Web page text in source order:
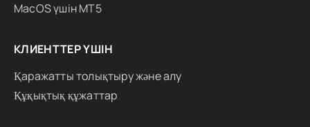
MacOS үшін MT5
КЛИЕНТТЕР ҮШІН
Қаражатты толықтыру және алу
Құқықтық құжаттар